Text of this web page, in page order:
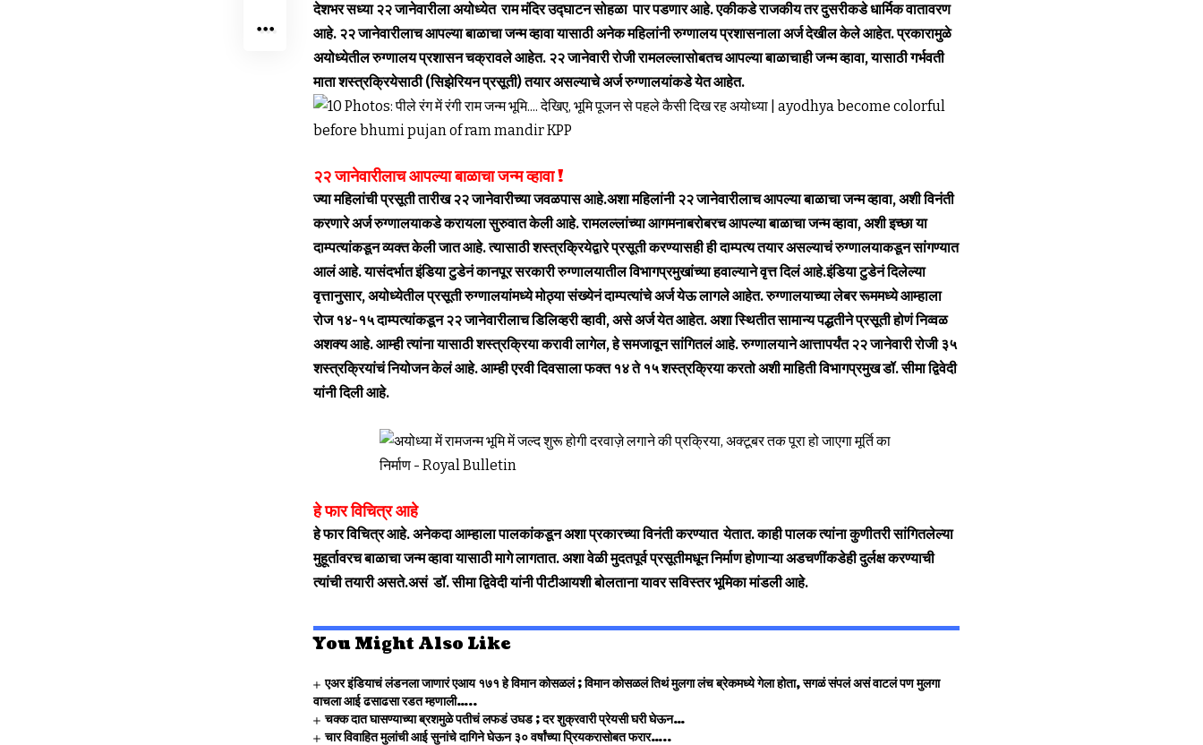
देशभर सध्या २२ जानेवारीला अयोध्येत राम मंदिर उद्घाटन सोहळा पार पडणार आहे. एकीकडे राजकीय तर दुसरीकडे धार्मिक वातावरण
आहे. २२ जानेवारीलाच आपल्या बाळाचा जन्म व्हावा यासाठी अनेक महिलांनी रुग्णालय प्रशासनाला अर्ज देखील केले आहेत. प्रकारामुळे
अयोध्येतील रुग्णालय प्रशासन चक्रावले आहेत. २२ जानेवारी रोजी रामलल्लासोबतच आपल्या बाळाचाही जन्म व्हावा, यासाठी गर्भवती
माता शस्त्रक्रियेसाठी (सिझेरियन प्रसूती) तयार असल्याचे अर्ज रुग्णालयांकडे येत आहेत.
२२ जानेवारीलाच आपल्या बाळाचा जन्म व्हावा !
ज्या महिलांची प्रसूती तारीख २२ जानेवारीच्या जवळपास आहे.अशा महिलांनी २२ जानेवारीलाच आपल्या बाळाचा जन्म व्हावा, अशी विनंती
करणारे अर्ज रुग्णालयाकडे करायला सुरुवात केली आहे. रामलल्लांच्या आगमनाबरोबरच आपल्या बाळाचा जन्म व्हावा, अशी इच्छा या
दाम्पत्यांकडून व्यक्त केली जात आहे. त्यासाठी शस्त्रक्रियेद्वारे प्रसूती करण्यासही ही दाम्पत्य तयार असल्याचं रुग्णालयाकडून सांगण्यात
आलं आहे. यासंदर्भात इंडिया टुडेनं कानपूर सरकारी रुग्णालयातील विभागप्रमुखांच्या हवाल्याने वृत्त दिलं आहे.इंडिया टुडेनं दिलेल्या
वृत्तानुसार, अयोध्येतील प्रसूती रुग्णालयांमध्ये मोठ्या संख्येनं दाम्पत्यांचे अर्ज येऊ लागले आहेत.रुग्णालयाच्या लेबर रूममध्ये आम्हाला
रोज १४-१५ दाम्पत्यांकडून २२ जानेवारीलाच डिलिव्हरी व्हावी, असे अर्ज येत आहेत. अशा स्थितीत सामान्य पद्धतीने प्रसूती होणं निव्वळ
अशक्य आहे. आम्ही त्यांना यासाठी शस्त्रक्रिया करावी लागेल, हे समजावून सांगितलं आहे. रुग्णालयाने आत्तापर्यंत २२ जानेवारी रोजी ३५
शस्त्रक्रियांचं नियोजन केलं आहे. आम्ही एरवी दिवसाला फक्त १४ ते १५ शस्त्रक्रिया करतो अशी माहिती विभागप्रमुख डॉ. सीमा द्विवेदी
यांनी दिली आहे.
हे फार विचित्र आहे
हे फार विचित्र आहे. अनेकदा आम्हाला पालकांकडून अशा प्रकारच्या विनंती करण्यात येतात. काही पालक त्यांना कुणीतरी सांगितलेल्या
मुहूर्तावरच बाळाचा जन्म व्हावा यासाठी मागे लागतात. अशा वेळी मुदतपूर्व प्रसूतीमधून निर्माण होणाऱ्या अडचणींकडेही दुर्लक्ष करण्याची
त्यांची तयारी असते.असं डॉ. सीमा द्विवेदी यांनी पीटीआयशी बोलताना यावर सविस्तर भूमिका मांडली आहे.
You Might Also Like
एअर इंडियाचं लंडनला जाणारं एआय १७१ हे विमान कोसळलं ; विमान कोसळलं तिथं मुलगा लंच ब्रेकमध्ये गेला होता, सगळं संपलं असं वाटलं पण मुलगा
वाचला आई ढसाढसा रडत म्हणाली…..
चक्क दात घासण्याच्या ब्रशमुळे पतीचं लफडं उघड ; दर शुक्रवारी प्रेयसी घरी घेऊन…
चार विवाहित मुलांची आई सुनांचे दागिने घेऊन ३० वर्षांच्या प्रियकरासोबत फरार…..